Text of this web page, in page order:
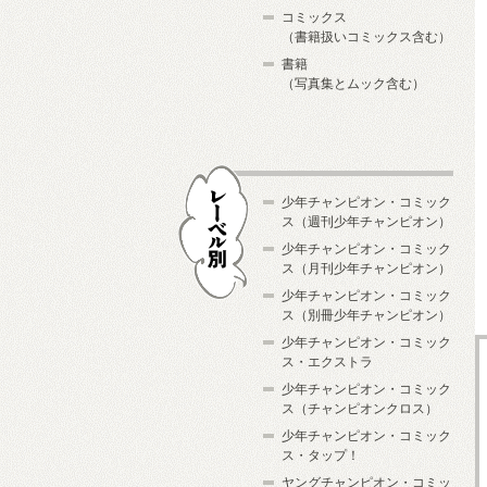
コミックス
（書籍扱いコミックス含む）
書籍
（写真集とムック含む）
少年チャンピオン・コミック
ス（週刊少年チャンピオン）
少年チャンピオン・コミック
ス（月刊少年チャンピオン）
少年チャンピオン・コミック
ス（別冊少年チャンピオン）
少年チャンピオン・コミック
ス・エクストラ
少年チャンピオン・コミック
ス（チャンピオンクロス）
少年チャンピオン・コミック
ス・タップ！
ヤングチャンピオン・コミッ